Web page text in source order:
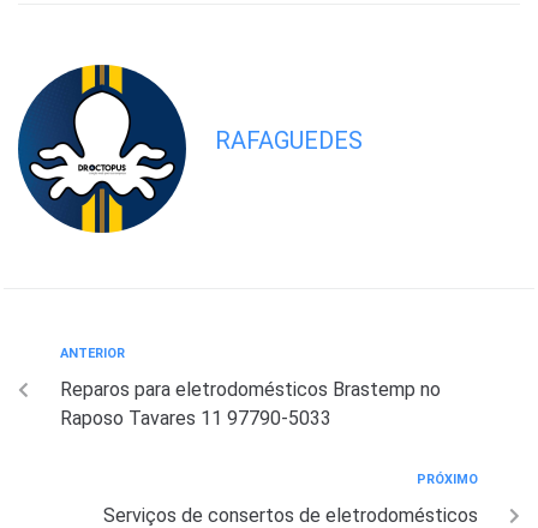
RAFAGUEDES
ANTERIOR
Reparos para eletrodomésticos Brastemp no
Raposo Tavares 11 97790-5033
PRÓXIMO
Serviços de consertos de eletrodomésticos